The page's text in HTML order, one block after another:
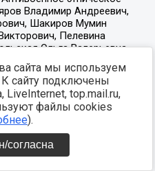
сайта мы используем
К сайту подключены
LiveInternet, top.mail.ru,
файлы cookies
).
согласна